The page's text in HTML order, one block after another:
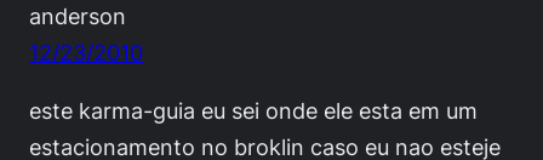
anderson
12/23/2010
este karma-guia eu sei onde ele esta em um
estacionamento no broklin caso eu nao esteje